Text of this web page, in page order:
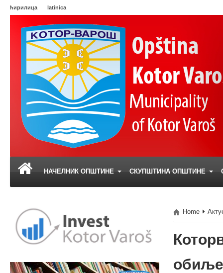
ћирилица latinica
НАЧЕЛНИК ОПШТИНЕ СКУПШТИНА ОПШТИНЕ
Home